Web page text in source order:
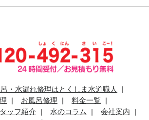
・水漏れ修理はとくしま水道職人
お風呂修理
料金一覧
ッフ紹介 水のコラム
会社案内